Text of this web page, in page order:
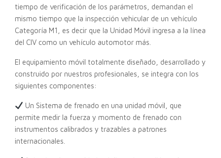
tiempo de verificación de los parámetros, demandan el
mismo tiempo que la inspección vehicular de un vehículo
Categoría M1, es decir que la Unidad Móvil ingresa a la línea
del CIV como un vehículo automotor más.
El equipamiento móvil totalmente diseñado, desarrollado y
construido por nuestros profesionales, se integra con los
siguientes componentes:
Un Sistema de frenado en una unidad móvil, que
permite medir la fuerza y momento de frenado con
instrumentos calibrados y trazables a patrones
internacionales.